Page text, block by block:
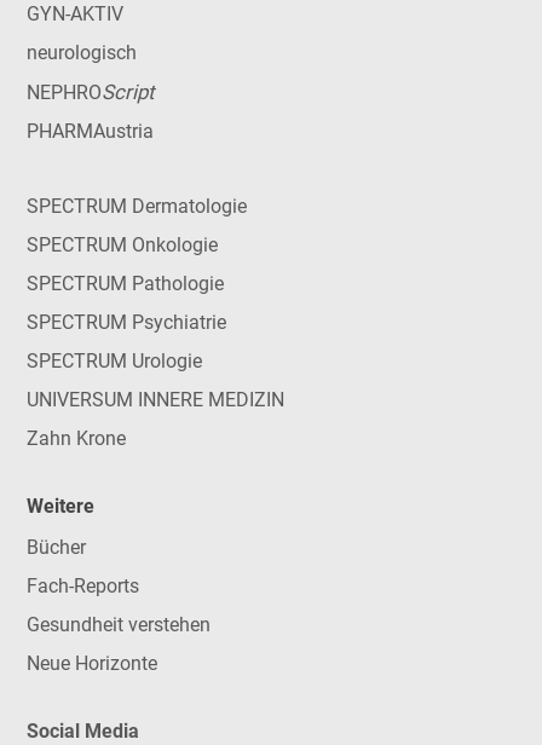
GYN-AKTIV
neurologisch
NEPHROScript
PHARMAustria
SPECTRUM Dermatologie
SPECTRUM Onkologie
SPECTRUM Pathologie
SPECTRUM Psychiatrie
SPECTRUM Urologie
UNIVERSUM INNERE MEDIZIN
Zahn Krone
Weitere
Bücher
Fach-Reports
Gesundheit verstehen
Neue Horizonte
Social Media